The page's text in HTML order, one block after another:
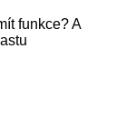
funkce? A